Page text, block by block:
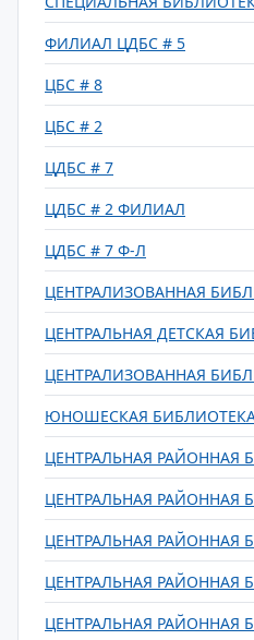
ФИЛИАЛ ЦДБС # 5
ЦБС # 8
ЦБС # 2
ЦДБС # 7
ЦДБС # 2 ФИЛИАЛ
ЦДБС # 7 Ф-Л
ЦЕНТРАЛИЗОВАННАЯ
ЦЕНТРАЛЬНАЯ ДЕТСКАЯ
ЦЕНТРАЛИЗОВАННАЯ
ЮНОШЕСКАЯ
ЦЕНТРАЛЬНАЯ РАЙОННАЯ
ЦЕНТРАЛЬНАЯ РАЙОННАЯ
ЦЕНТРАЛЬНАЯ РАЙОННАЯ
ЦЕНТРАЛЬНАЯ РАЙОННАЯ
ЦЕНТРАЛЬНАЯ РАЙОННАЯ